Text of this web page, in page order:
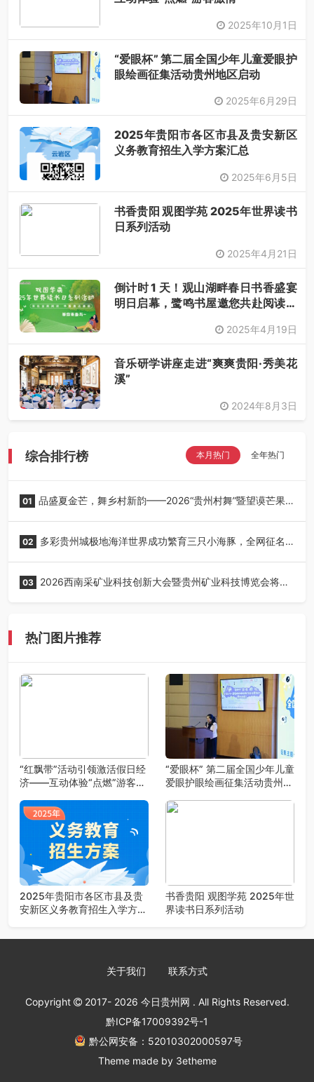
2025年10月1日
“爱眼杯” 第二届全国少年儿童爱眼护
眼绘画征集活动贵州地区启动
2025年6月29日
2025年贵阳市各区市县及贵安新区
义务教育招生入学方案汇总
2025年6月5日
书香贵阳 观图学苑 2025年世界读书
日系列活动
2025年4月21日
倒计时 1 天！观山湖畔春日书香盛宴
明日启幕，鹭鸣书屋邀您共赴阅读之
2025年4月19日
音乐研学讲座走进“爽爽贵阳·秀美花
溪”
2024年8月3日
综合排行榜 本月热门 全年热门
01 品盛夏金芒，舞乡村新韵——2026“贵州村舞”暨望谟芒果
02 多彩贵州城极地海洋世界成功繁育三只小海豚，全网征名
03 2026西南采矿业科技创新大会暨贵州矿业科技博览会将在
热门图片推荐
“红飘带”活动引领激活假日经
济——互动体验“点燃”游客激
“爱眼杯” 第二届全国少年儿童
爱眼护眼绘画征集活动贵州地
2025年贵阳市各区市县及贵
安新区义务教育招生入学方案
书香贵阳 观图学苑 2025年世
界读书日系列活动
关于我们 联系方式
Copyright 2017- 2026 今日贵州网 . All Rights Reserved.
黔ICP备17009392号-1
黔公网安备：52010302000597号
Theme made by 3etheme